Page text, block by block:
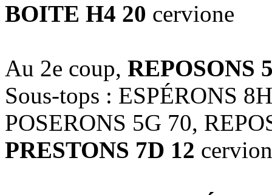
BOITE H4 20 cervione
Au 2e coup, REPOSONS
Sous-tops : ESPÉRONS
POSERONS 5G 70,
PRESTONS 7D 12